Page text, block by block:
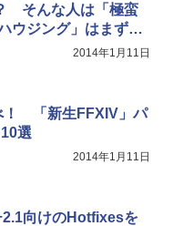
そんな人は「極蛮
ウジング」はまずは
2014年1月11日
！ 「新生FFXIV」パ
選
2014年1月11日
2.1向けのHotfixesを